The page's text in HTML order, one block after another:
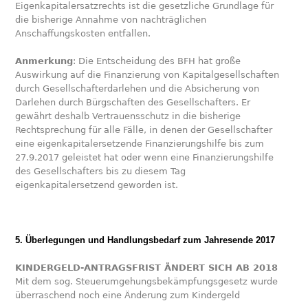
Eigenkapitalersatzrechts ist die gesetzliche Grundlage für
die bisherige Annahme von nachträglichen
Anschaffungskosten entfallen.
Anmerkung: Die Entscheidung des BFH hat große
Auswirkung auf die Finanzierung von Kapitalgesellschaften
durch Gesellschafterdarlehen und die Absicherung von
Darlehen durch Bürgschaften des Gesellschafters. Er
gewährt deshalb Vertrauensschutz in die bisherige
Rechtsprechung für alle Fälle, in denen der Gesellschafter
eine eigenkapitalersetzende Finanzierungshilfe bis zum
27.9.2017 geleistet hat oder wenn eine Finanzierungshilfe
des Gesellschafters bis zu diesem Tag
eigenkapitalersetzend geworden ist.
5. Überlegungen und Handlungsbedarf zum Jahresende 2017
KINDERGELD-ANTRAGSFRIST ÄNDERT SICH AB 2018
Mit dem sog. Steuerumgehungsbekämpfungsgesetz wurde
überraschend noch eine Änderung zum Kindergeld